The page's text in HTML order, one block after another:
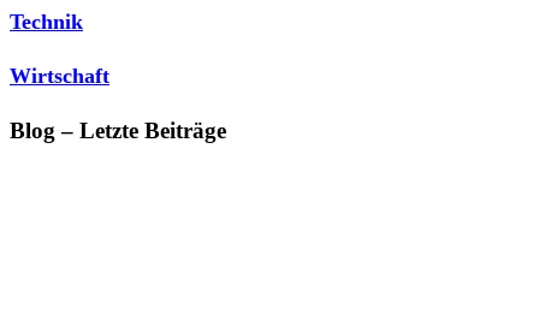
Technik
Wirtschaft
Blog – Letzte Beiträge